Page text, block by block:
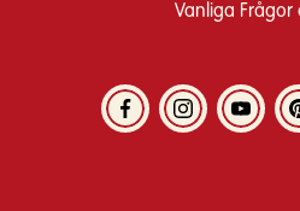
Vanliga Frågor